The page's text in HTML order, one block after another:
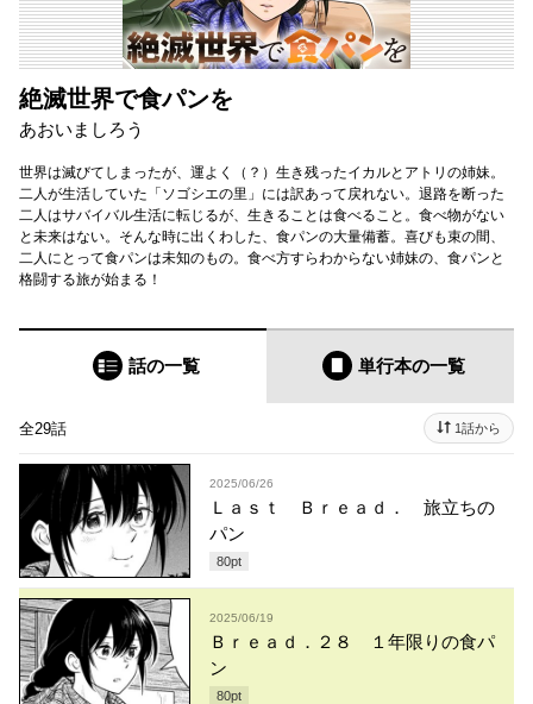
絶滅世界で食パンを
あおいましろう
世界は滅びてしまったが、運よく（？）生き残ったイカルとアトリの姉妹。
二人が生活していた「ソゴシエの里」には訳あって戻れない。退路を断った
二人はサバイバル生活に転じるが、生きることは食べること。食べ物がない
と未来はない。そんな時に出くわした、食パンの大量備蓄。喜びも束の間、
二人にとって食パンは未知のもの。食べ方すらわからない姉妹の、食パンと
格闘する旅が始まる！
話の一覧 単行本の一覧
全29話 1話から
2025/06/26
Ｌａｓｔ Ｂｒｅａｄ． 旅立ちの
パン
80pt
2025/06/19
Ｂｒｅａｄ．２８ １年限りの食パ
ン
80pt